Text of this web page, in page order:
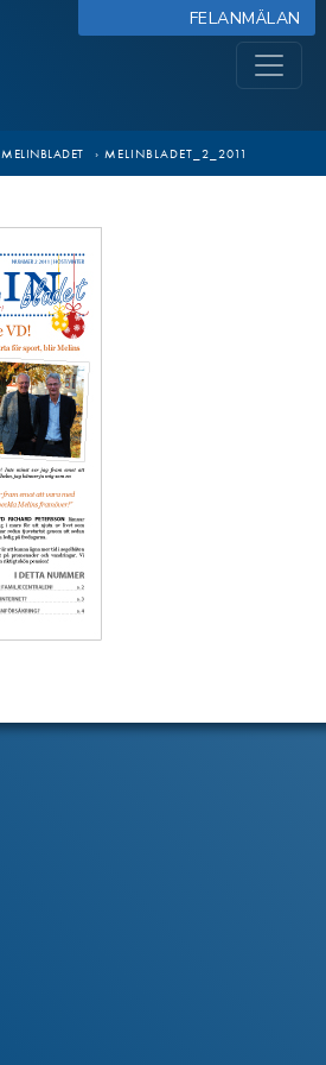
FELANMÄLAN
MELINBLADET › MELINBLADET_2_2011